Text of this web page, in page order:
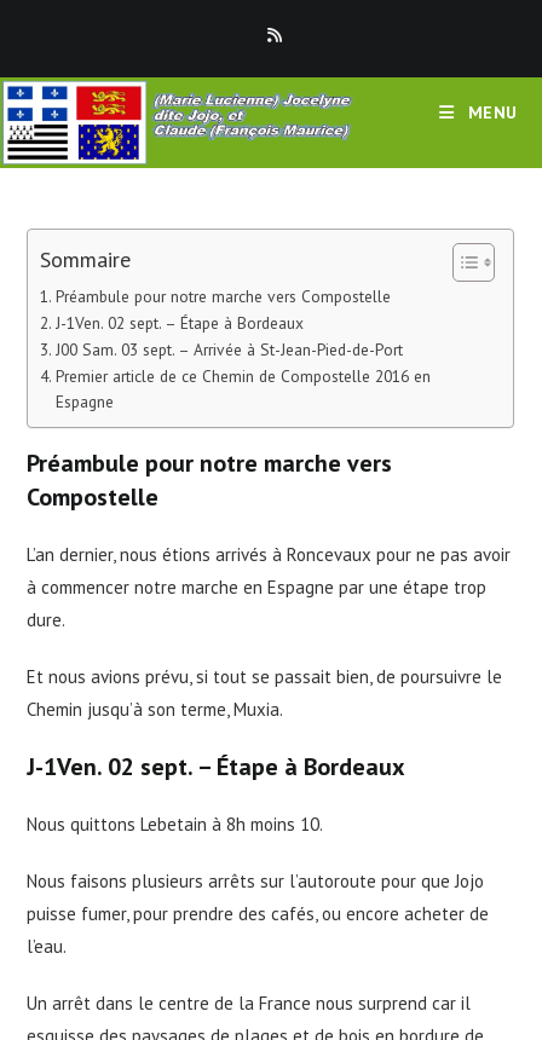
content
MENU
Sommaire
Préambule pour notre marche vers Compostelle
J-1Ven. 02 sept. – Étape à Bordeaux
J00 Sam. 03 sept. – Arrivée à St-Jean-Pied-de-Port
Premier article de ce Chemin de Compostelle 2016 en
Espagne
Préambule pour notre marche vers
Compostelle
L’an dernier, nous étions arrivés à Roncevaux pour ne pas avoir
à commencer notre marche en Espagne par une étape trop
dure.
Et nous avions prévu, si tout se passait bien, de poursuivre le
Chemin jusqu’à son terme, Muxia.
J-1Ven. 02 sept. – Étape à Bordeaux
Nous quittons Lebetain à 8h moins 10.
Nous faisons plusieurs arrêts sur l’autoroute pour que Jojo
puisse fumer, pour prendre des cafés, ou encore acheter de
l’eau.
Un arrêt dans le centre de la France nous surprend car il